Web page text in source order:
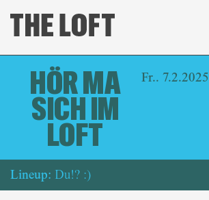
HÖR MA
SICH IM
LOFT
Fr.. 7.2.2025
Lineup: Du!? :)